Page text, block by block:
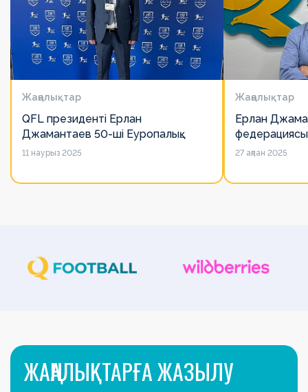
Жаңалықтар
QFL президенті Ерлан
Джамантаев 50-ші Еуропалық
лигалар Бас ассамблеясына
11 наурыз 2025
Жаңалықтар
Ерлан
есімін
27 ақпан 2025
ЖАҢАЛЫҚТАРҒА ЖАЗЫЛУ